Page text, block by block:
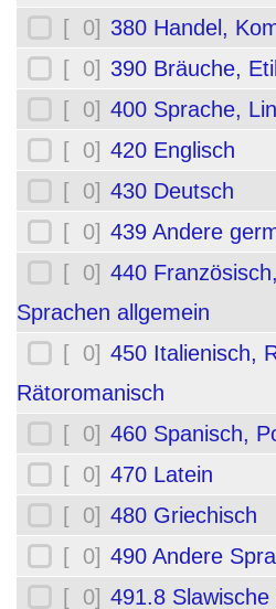
[ 0] 380 Handel,
[ 0] 390 Bräuche,
[ 0] 400 Sprache,
[ 0] 420 Englisch
[ 0] 430 Deutsch
[ 0] 439 Andere
[ 0] 440
Sprachen allgemein
[ 0] 450 Italienisch,
Rätoromanisch
[ 0] 460 Spanisch,
[ 0] 470 Latein
[ 0] 480 Griechisch
[ 0] 490 Andere
[ 0] 491.8 Slawische